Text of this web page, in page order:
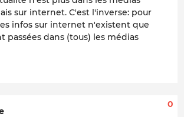
sur internet. C'est l'inverse: pour
infos sur internet n'existent que
passées dans (tous) les médias
0